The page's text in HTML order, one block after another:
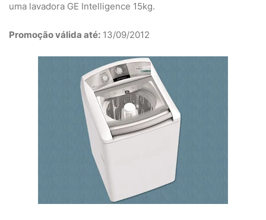
uma lavadora GE Intelligence 15kg.
Promoção válida até: 13/09/2012